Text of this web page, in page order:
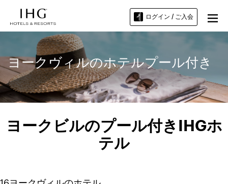
ログイン / ご入会
ヨークヴィルのホテルプール付き
ヨークビルのプール付きIHGホ
テル